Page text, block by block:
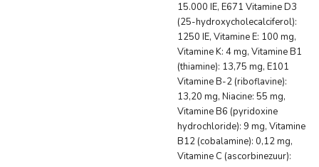
15.000 IE, E671 Vitamine D3
(25-hydroxycholecalciferol):
1250 IE, Vitamine E: 100 mg,
Vitamine K: 4 mg, Vitamine B1
(thiamine): 13,75 mg, E101
Vitamine B-2 (riboflavine):
13,20 mg, Niacine: 55 mg,
Vitamine B6 (pyridoxine
hydrochloride): 9 mg, Vitamine
B12 (cobalamine): 0,12 mg,
Vitamine C (ascorbinezuur):